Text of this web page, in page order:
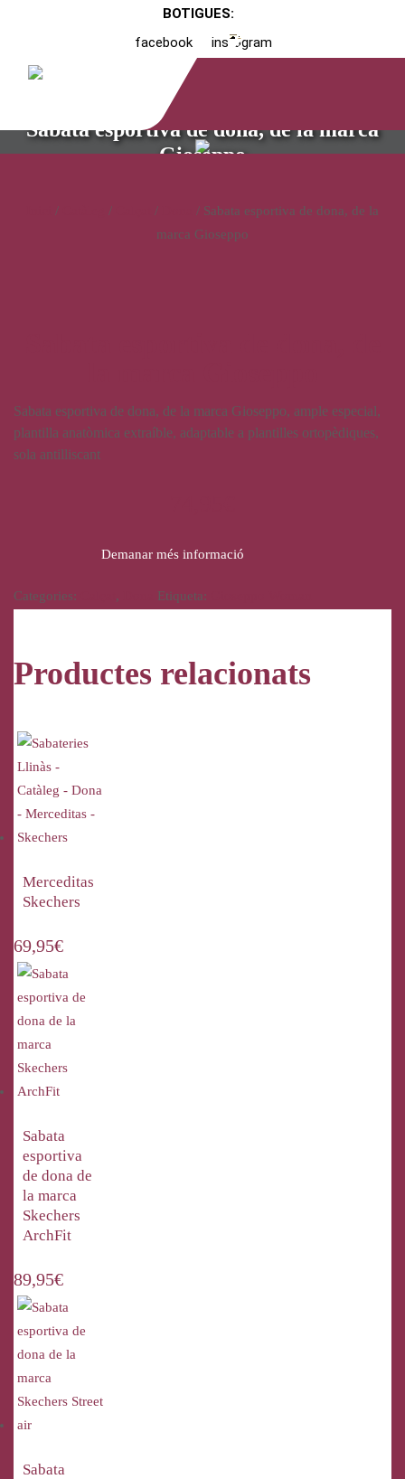
BOTIGUES:
facebook
instagram
Sabata esportiva de dona, de la marca
Gioseppo
/ / /
/ Sabata esportiva de dona, de la
marca Gioseppo
Sabata esportiva de dona, de la marca Gioseppo, ample especial,
plantilla anatòmica extraíble, adaptable a plantilles ortopèdiques,
sola antilliscant
Demanar més informació
Categories: , Etiqueta:
Productes relacionats
Merceditas
Skechers
69,95€
Sabata
esportiva
de dona de
la marca
Skechers
ArchFit
89,95€
Sabata